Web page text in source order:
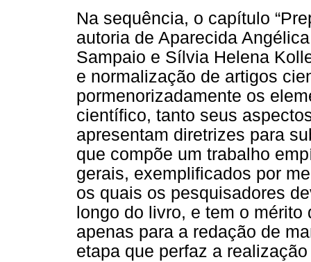
Na sequência, o capítulo
autoria de Aparecida
Sampaio e Sílvia Helena
e normalização de artigos
pormenorizadamente os
científico, tanto seus
apresentam diretrizes para
que compõe um trabalho
gerais, exemplificados por
os quais os pesquisadores
longo do livro, e tem o
apenas para a redação de
etapa que perfaz a